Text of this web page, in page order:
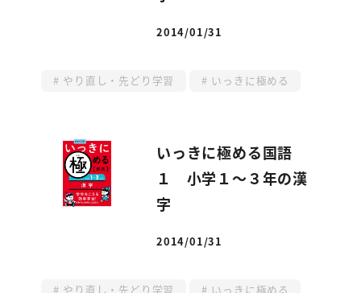
投稿日
2014/01/31
やり直し・先どり学習 いっきに極める
いっきに極める国語
１ 小学１～３年の漢
字
投稿日
2014/01/31
やり直し・先どり学習 いっきに極める